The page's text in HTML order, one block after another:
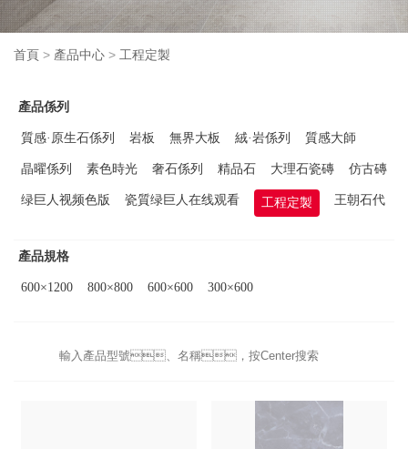
首頁 > 產品中心 > 工程定製
產品係列
質感·原生石係列 岩板 無界大板 絨·岩係列 質感大師
晶曜係列 素色時光 奢石係列 精品石 大理石瓷磚 仿古磚
绿巨人视频色版 瓷質绿巨人在线观看 工程定製 王朝石代
產品規格
600×1200 800×800 600×600 300×600